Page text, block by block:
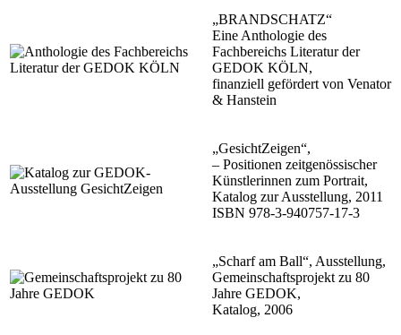
„BRANDSCHATZ“
Eine Anthologie des
Fachbereichs Literatur der
GEDOK KÖLN,
finanziell gefördert von Venator
& Hanstein
„GesichtZeigen“,
– Positionen zeitgenössischer
Künstlerinnen zum Portrait,
Katalog zur Ausstellung, 2011
ISBN 978-3-940757-17-3
„Scharf am Ball“, Ausstellung,
Gemeinschaftsprojekt zu 80
Jahre GEDOK,
Katalog, 2006